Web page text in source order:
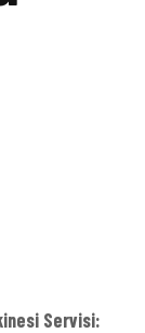
Servisi: